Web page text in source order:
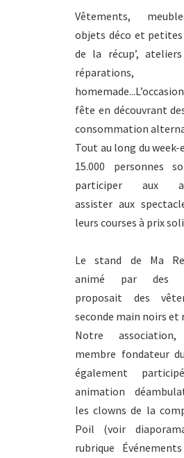
Vêtements,
objets déco et
de la récup’,
réparations,
fête en découvrant
consommation
Tout au long du week-
15.000 personnes
participer aux
assister aux
leurs courses à prix
Le stand de Ma
animé par des
proposait des
seconde main noirs et
Notre
membre fondateur
également
animation
les clowns de la
Poil (voir
rubrique